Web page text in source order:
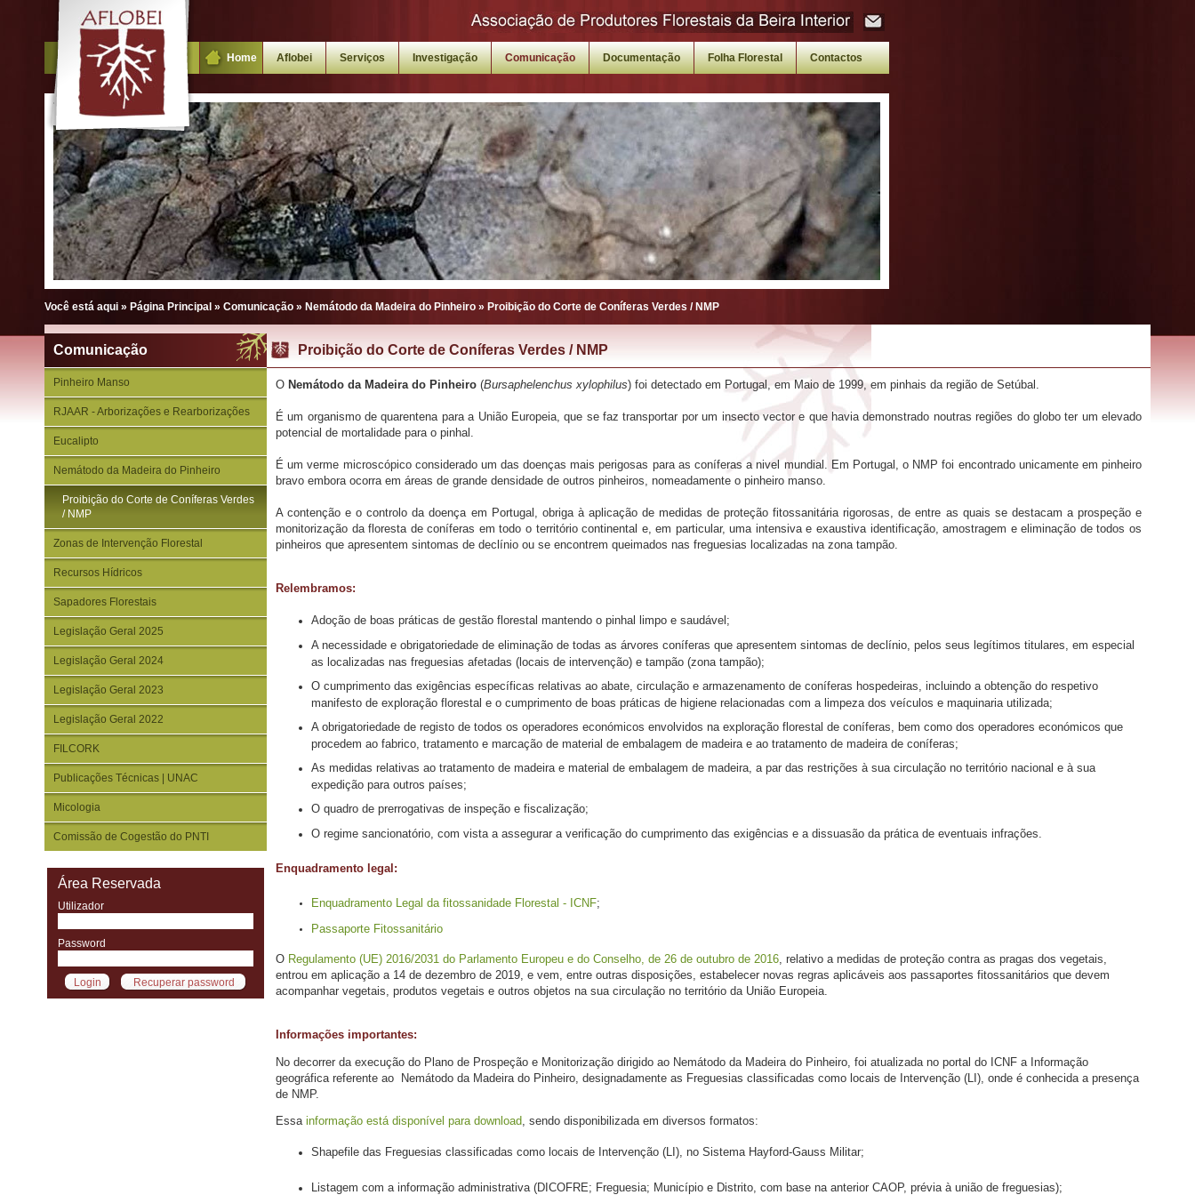
Home Aflobei Serviços Investigação Comunicação Documentação Folha Florestal Contactos
Você está aqui » Página Principal » Comunicação » Nemátodo da Madeira do Pinheiro » Proibição do Corte de Coníferas Verdes / NMP
Comunicação
Pinheiro Manso
RJAAR - Arborizações e Rearborizações
Eucalipto
Nemátodo da Madeira do Pinheiro
Proibição do Corte de Coníferas Verdes
/ NMP
Zonas de Intervenção Florestal
Recursos Hídricos
Sapadores Florestais
Legislação Geral 2025
Legislação Geral 2024
Legislação Geral 2023
Legislação Geral 2022
FILCORK
Publicações Técnicas | UNAC
Micologia
Comissão de Cogestão do PNTI
Área Reservada
Utilizador
Password
Proibição do Corte de Coníferas Verdes / NMP
O Nemátodo da Madeira do Pinheiro (Bursaphelenchus xylophilus) foi detectado em Portugal, em Maio de 1999, em pinhais da região de Setúbal.
É um organismo de quarentena para a União Europeia, que se faz transportar por um insecto vector e que havia demonstrado noutras regiões do globo ter um elevado
potencial de mortalidade para o pinhal.
É um verme microscópico considerado um das doenças mais perigosas para as coníferas a nivel mundial. Em Portugal, o NMP foi encontrado unicamente em pinheiro
bravo embora ocorra em áreas de grande densidade de outros pinheiros, nomeadamente o pinheiro manso.
A contenção e o controlo da doença em Portugal, obriga à aplicação de medidas de proteção fitossanitária rigorosas, de entre as quais se destacam a prospeção e
monitorização da floresta de coníferas em todo o território continental e, em particular, uma intensiva e exaustiva identificação, amostragem e eliminação de todos os
pinheiros que apresentem sintomas de declínio ou se encontrem queimados nas freguesias localizadas na zona tampão.
Relembramos:
Adoção de boas práticas de gestão florestal mantendo o pinhal limpo e saudável;
A necessidade e obrigatoriedade de eliminação de todas as árvores coníferas que apresentem sintomas de declínio, pelos seus legítimos titulares, em especial
as localizadas nas freguesias afetadas (locais de intervenção) e tampão (zona tampão);
O cumprimento das exigências específicas relativas ao abate, circulação e armazenamento de coníferas hospedeiras, incluindo a obtenção do respetivo
manifesto de exploração florestal e o cumprimento de boas práticas de higiene relacionadas com a limpeza dos veículos e maquinaria utilizada;
A obrigatoriedade de registo de todos os operadores económicos envolvidos na exploração florestal de coníferas, bem como dos operadores económicos que
procedem ao fabrico, tratamento e marcação de material de embalagem de madeira e ao tratamento de madeira de coníferas;
As medidas relativas ao tratamento de madeira e material de embalagem de madeira, a par das restrições à sua circulação no território nacional e à sua
expedição para outros países;
O quadro de prerrogativas de inspeção e fiscalização;
O regime sancionatório, com vista a assegurar a verificação do cumprimento das exigências e a dissuasão da prática de eventuais infrações.
Enquadramento legal:
Enquadramento Legal da fitossanidade Florestal - ICNF;
Passaporte Fitossanitário
O Regulamento (UE) 2016/2031 do Parlamento Europeu e do Conselho, de 26 de outubro de 2016, relativo a medidas de proteção contra as pragas dos vegetais,
entrou em aplicação a 14 de dezembro de 2019, e vem, entre outras disposições, estabelecer novas regras aplicáveis aos passaportes fitossanitários que devem
acompanhar vegetais, produtos vegetais e outros objetos na sua circulação no território da União Europeia.
Informações importantes:
No decorrer da execução do Plano de Prospeção e Monitorização dirigido ao Nemátodo da Madeira do Pinheiro, foi atualizada no portal do ICNF a Informação
geográfica referente ao Nemátodo da Madeira do Pinheiro, designadamente as Freguesias classificadas como locais de Intervenção (LI), onde é conhecida a presença
de NMP.
Essa informação está disponível para download, sendo disponibilizada em diversos formatos:
Shapefile das Freguesias classificadas como locais de Intervenção (LI), no Sistema Hayford-Gauss Militar;
Listagem com a informação administrativa (DICOFRE; Freguesia; Município e Distrito, com base na anterior CAOP, prévia à união de freguesias);